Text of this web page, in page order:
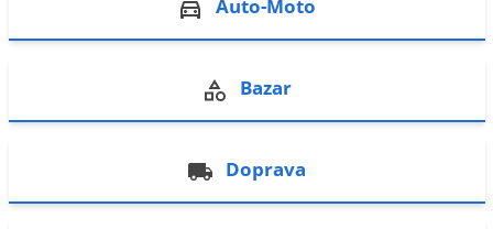
Auto-Moto
Bazar
Doprava